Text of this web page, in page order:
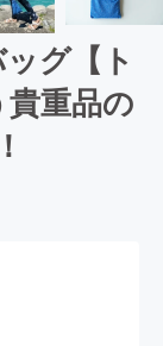
グ【ト
重品の